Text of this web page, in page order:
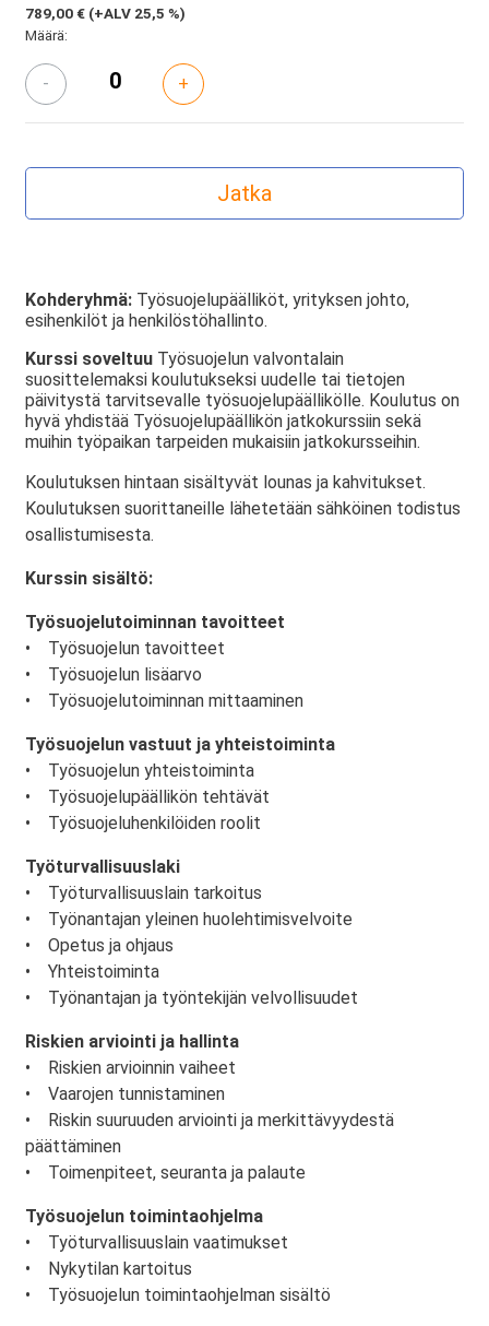
789,00 € (+ALV 25,5 %)
Määrä:
- +
Kohderyhmä: Työsuojelupäälliköt, yrityksen johto,
esihenkilöt ja henkilöstöhallinto.
Kurssi soveltuu Työsuojelun valvontalain
suosittelemaksi koulutukseksi uudelle tai tietojen
päivitystä tarvitsevalle työsuojelupäällikölle. Koulutus on
hyvä yhdistää Työsuojelupäällikön jatkokurssiin sekä
muihin työpaikan tarpeiden mukaisiin jatkokursseihin.
Koulutuksen hintaan sisältyvät lounas ja kahvitukset.
Koulutuksen suorittaneille lähetetään sähköinen todistus
osallistumisesta.
Kurssin sisältö:
Työsuojelutoiminnan tavoitteet
• Työsuojelun tavoitteet
• Työsuojelun lisäarvo
• Työsuojelutoiminnan mittaaminen
Työsuojelun vastuut ja yhteistoiminta
• Työsuojelun yhteistoiminta
• Työsuojelupäällikön tehtävät
• Työsuojeluhenkilöiden roolit
Työturvallisuuslaki
• Työturvallisuuslain tarkoitus
• Työnantajan yleinen huolehtimisvelvoite
• Opetus ja ohjaus
• Yhteistoiminta
• Työnantajan ja työntekijän velvollisuudet
Riskien arviointi ja hallinta
• Riskien arvioinnin vaiheet
• Vaarojen tunnistaminen
• Riskin suuruuden arviointi ja merkittävyydestä
päättäminen
• Toimenpiteet, seuranta ja palaute
Työsuojelun toimintaohjelma
• Työturvallisuuslain vaatimukset
• Nykytilan kartoitus
• Työsuojelun toimintaohjelman sisältö